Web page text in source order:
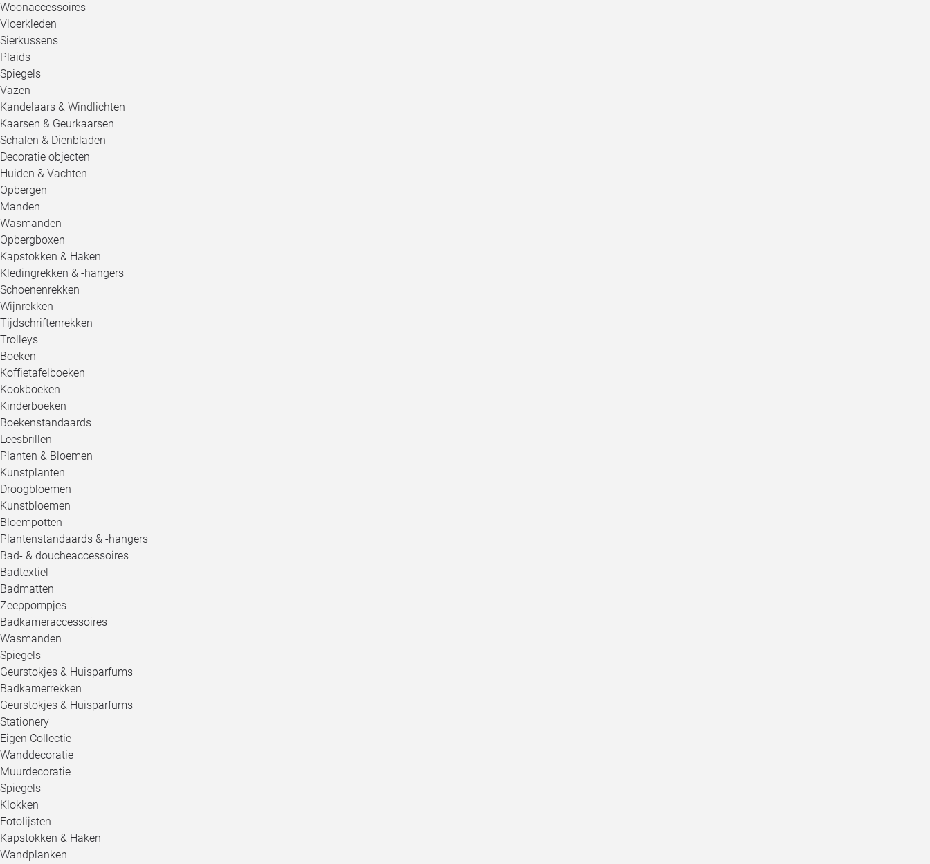
Woonaccessoires
Vloerkleden
Sierkussens
Plaids
Spiegels
Vazen
Kandelaars & Windlichten
Kaarsen & Geurkaarsen
Schalen & Dienbladen
Decoratie objecten
Huiden & Vachten
Opbergen
Manden
Wasmanden
Opbergboxen
Kapstokken & Haken
Kledingrekken & -hangers
Schoenenrekken
Wijnrekken
Tijdschriftenrekken
Trolleys
Boeken
Koffietafelboeken
Kookboeken
Kinderboeken
Boekenstandaards
Leesbrillen
Planten & Bloemen
Kunstplanten
Droogbloemen
Kunstbloemen
Bloempotten
Plantenstandaards & -hangers
Bad- & doucheaccessoires
Badtextiel
Badmatten
Zeeppompjes
Badkameraccessoires
Wasmanden
Spiegels
Geurstokjes & Huisparfums
Badkamerrekken
Geurstokjes & Huisparfums
Stationery
Eigen Collectie
Wanddecoratie
Muurdecoratie
Spiegels
Klokken
Fotolijsten
Kapstokken & Haken
Wandplanken